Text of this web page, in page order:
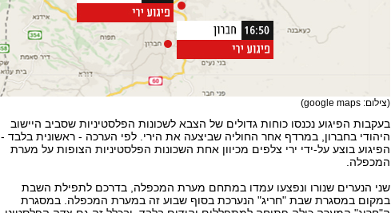
(צילום: google maps)
בעקבות הפיגוע נכנסו כוחות גדולים של הצבא לשכונות הפלסטיניות שסביב היישוב
היהודי בחברון, במרדף אחר החוליה שביצעה את הירי. לפי הערכה - ראשונית בלבד -
הפיגוע בוצע על-ידי ירי צלפים מכיוון אחת השכונות הפלסטיניות הצופות על מערת
המכפלה.
שני הנערים שנורו ונפצעו עמדו במתחם מערת המכפלה, בדרכם לתפילת השבת
במקום במסגרת שבת "חריג" הנערכת בסוף שבוע זה במערת המכפלה. במסגרת